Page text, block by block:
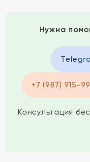
Нужна
+7 (987) 915-
Консультация